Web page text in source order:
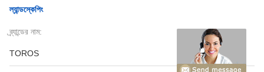
ল্যান্ডস্কেপিং
ব্র্যান্ডের নাম:
TOROS